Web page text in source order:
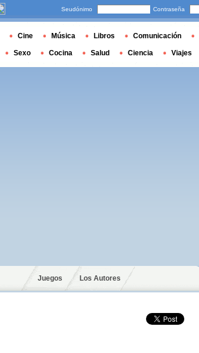
Juegos Los Autores
Seudónimo Contraseña
Cine Música Libros Comunicación
Sexo Cocina Salud Ciencia Viajes